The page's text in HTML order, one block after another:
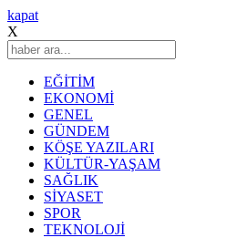
kapat
X
EĞİTİM
EKONOMİ
GENEL
GÜNDEM
KÖŞE YAZILARI
KÜLTÜR-YAŞAM
SAĞLIK
SİYASET
SPOR
TEKNOLOJİ